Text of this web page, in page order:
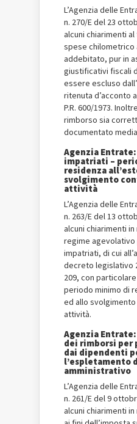
L’Agenzia delle
n. 270/E del 23
alcuni chiarimenti
spese chilometrico
addebitato, pur in
giustificativi fiscali
essere escluso
ritenuta d’acconto
P.R. 600/1973.
rimborso sia
documentato
Agenzia
impatriati –
residenza
svolgimento
attività
L’Agenzia delle
n. 263/E del 13
alcuni chiarimenti
regime
impatriati, di cui
decreto legislativo
209, con
periodo minimo di
ed allo
attività.
Agenzia
dei rimborsi
dai dipendenti
l’espletamento
amministrativo
L’Agenzia delle
n. 261/E del 9
alcuni chiarimenti